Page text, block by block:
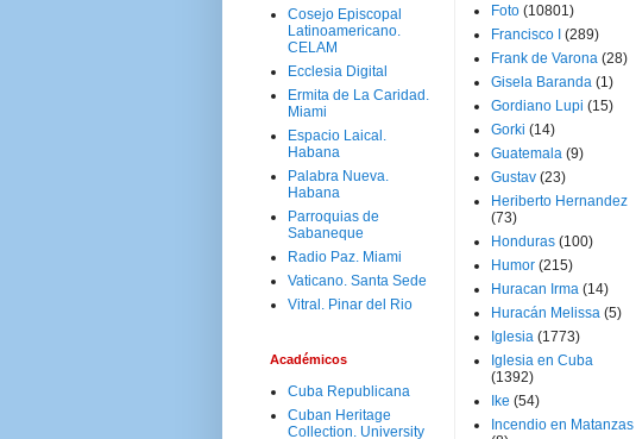
Cosejo Episcopal
Latinoamericano.
CELAM
Ecclesia Digital
Ermita de La Caridad.
Miami
Espacio Laical.
Habana
Palabra Nueva.
Habana
Parroquias de
Sabaneque
Radio Paz. Miami
Vaticano. Santa Sede
Vitral. Pinar del Rio
Académicos
Cuba Republicana
Cuban Heritage
Collection. University
Foto (10801)
Francisco I
(289)
Frank de Varona (28)
Gisela Baranda (1)
Gordiano Lupi (15)
Gorki (14)
Guatemala (9)
Gustav (23)
Heriberto Hernandez
(73)
Honduras (100)
Humor (215)
Huracan Irma (14)
Huracán Melissa (5)
Iglesia (1773)
Iglesia en Cuba
(1392)
Ike (54)
Incendio en Matanzas